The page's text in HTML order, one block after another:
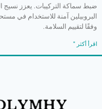
ضبط سماكة التركيبات. يعزز نسيج
البروبيلين آمنة للاستخدام في
وفقًا لتقييم السلامة.
اقرأ أكثر "